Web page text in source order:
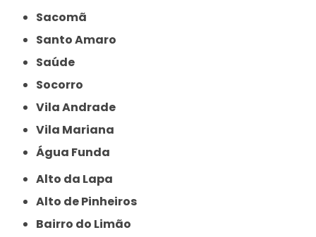
Sacomã
Santo Amaro
Saúde
Socorro
Vila Andrade
Vila Mariana
Água Funda
Alto da Lapa
Alto de Pinheiros
Bairro do Limão